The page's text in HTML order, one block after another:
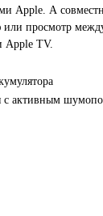
Apple. А
или просмотр
Apple TV.
с активным